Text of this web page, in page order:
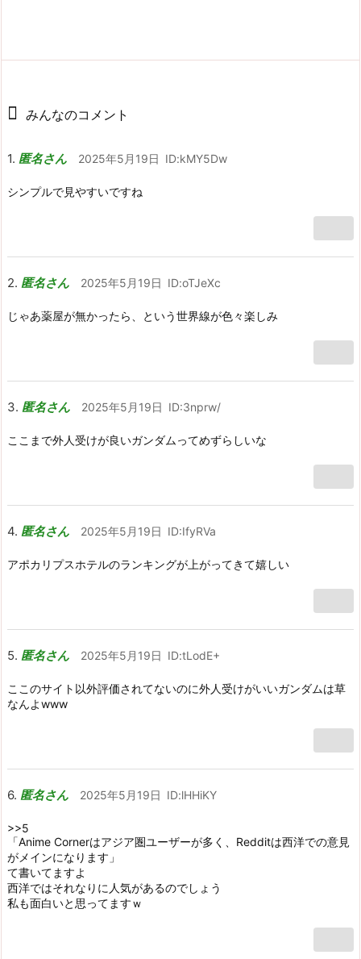
みんなのコメント
匿名さん 2025年5月19日 ID:kMY5Dw
シンプルで見やすいですね
匿名さん 2025年5月19日 ID:oTJeXc
じゃあ薬屋が無かったら、という世界線が色々楽しみ
匿名さん 2025年5月19日 ID:3nprw/
ここまで外人受けが良いガンダムってめずらしいな
匿名さん 2025年5月19日 ID:IfyRVa
アポカリプスホテルのランキングが上がってきて嬉しい
匿名さん 2025年5月19日 ID:tLodE+
ここのサイト以外評価されてないのに外人受けがいいガンダムは草
なんよwww
匿名さん 2025年5月19日 ID:lHHiKY
>>5
「Anime Cornerはアジア圏ユーザーが多く、Redditは西洋での意見
がメインになります」
て書いてますよ
西洋ではそれなりに人気があるのでしょう
私も面白いと思ってますｗ